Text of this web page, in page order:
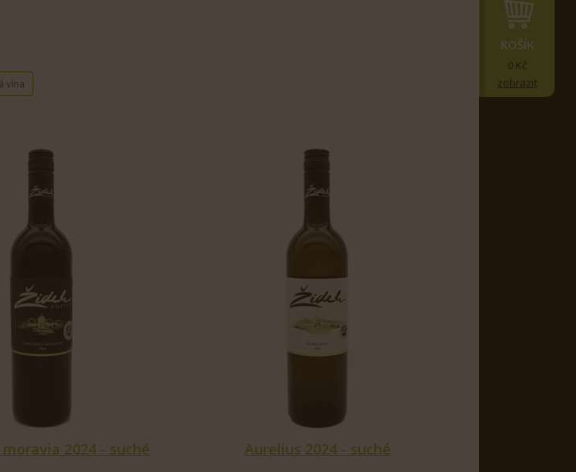
vína
az élet finomabb örömeit. Az online kaszinók rohanó világában, ahol az izgalom és a
pillanataira a szerencsejátékok izgalmas fordulói között. Válogatott
luxusnyaralóvá alakíthatják, ahol minden korty a hagyományok és a kézművesség
palack magában foglalja a mikulovi terroir esszenciáját, és olyan ízvilágú
csábítják, hanem a kifinomultság és a kifinomultság légkörét is megteremtik,
akár egy kihívásokkal teli játék után lazítunk, boraink tökéletes kísérői a
2024 - suché Aurelius 2024 - suché
KOŠÍK
0 Kč
zobrazit